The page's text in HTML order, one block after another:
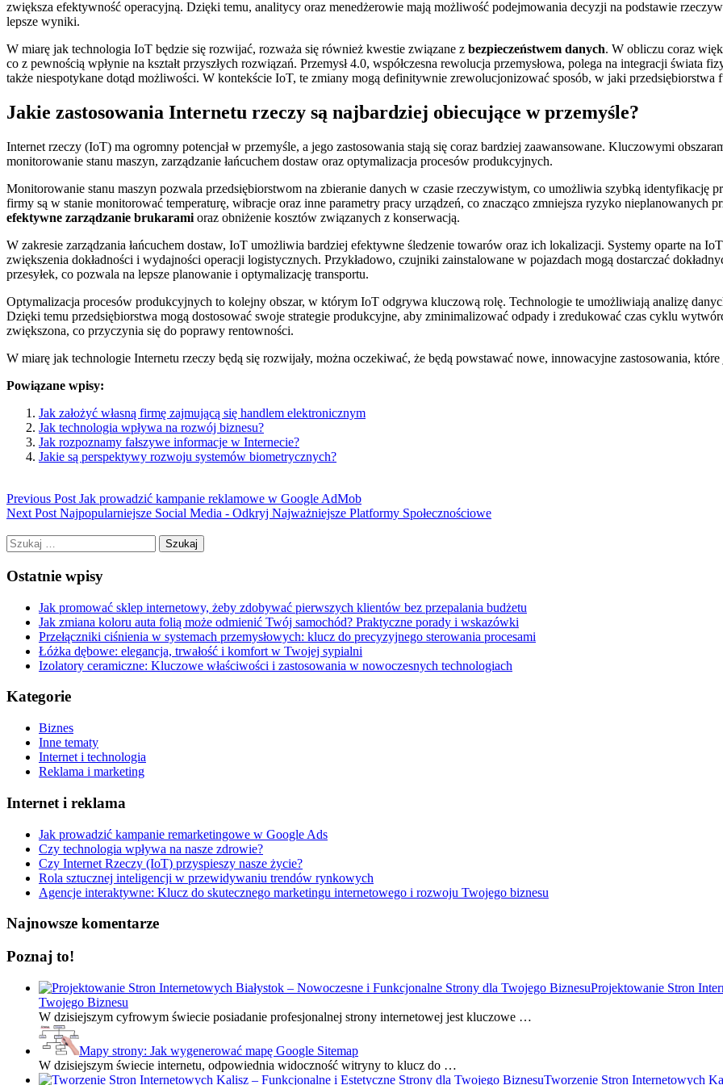
zwiększa efektywność operacyjną. Dzięki temu, analitycy oraz menedżerowie mają możliwość podejmowania decyzji na podstawie
lepsze wyniki.
W miarę jak technologia IoT będzie się rozwijać, rozważa się również kwestie związane z bezpieczeństwem danych. W obliczu coraz
co z pewnością wpłynie na kształt przyszłych rozwiązań. Przemysł 4.0, współczesna rewolucja przemysłowa, polega na integracji
także niespotykane dotąd możliwości. W kontekście IoT, te zmiany mogą definitywnie zrewolucjonizować sposób, w jaki przedsiębiorstwa
Jakie zastosowania Internetu rzeczy są najbardziej obiecujące w przemyśle?
Internet rzeczy (IoT) ma ogromny potencjał w przemyśle, a jego zastosowania stają się coraz bardziej zaawansowane. Kluczowymi
monitorowanie stanu maszyn, zarządzanie łańcuchem dostaw oraz optymalizacja procesów produkcyjnych.
Monitorowanie stanu maszyn pozwala przedsiębiorstwom na zbieranie danych w czasie rzeczywistym, co umożliwia szybką
firmy są w stanie monitorować temperaturę, wibracje oraz inne parametry pracy urządzeń, co znacząco zmniejsza ryzyko nieplanowanych
efektywne zarządzanie brukarami oraz obniżenie kosztów związanych z konserwacją.
W zakresie zarządzania łańcuchem dostaw, IoT umożliwia bardziej efektywne śledzenie towarów oraz ich lokalizacji. Systemy oparte na
zwiększenia dokładności i wydajności operacji logistycznych. Przykładowo, czujniki zainstalowane w pojazdach mogą dostarczać
przesyłek, co pozwala na lepsze planowanie i optymalizację transportu.
Optymalizacja procesów produkcyjnych to kolejny obszar, w którym IoT odgrywa kluczową rolę. Technologie te umożliwiają analizę
Dzięki temu przedsiębiorstwa mogą dostosować swoje strategie produkcyjne, aby zminimalizować odpady i zredukować czas cyklu
zwiększona, co przyczynia się do poprawy rentowności.
W miarę jak technologie Internetu rzeczy będą się rozwijały, można oczekiwać, że będą powstawać nowe, innowacyjne zastosowania,
Powiązane wpisy:
Jak założyć własną firmę zajmującą się handlem elektronicznym
Jak technologia wpływa na rozwój biznesu?
Jak rozpoznamy fałszywe informacje w Internecie?
Jakie są perspektywy rozwoju systemów biometrycznych?
Previous Post Jak prowadzić kampanie reklamowe w Google AdMob
Next Post Najpopularniejsze Social Media - Odkryj Najważniejsze Platformy Społecznościowe
Szukaj:
Ostatnie wpisy
Jak promować sklep internetowy, żeby zdobywać pierwszych klientów bez przepalania budżetu
Jak zmiana koloru auta folią może odmienić Twój samochód? Praktyczne porady i wskazówki
Przełączniki ciśnienia w systemach przemysłowych: klucz do precyzyjnego sterowania procesami
Łóżka dębowe: elegancja, trwałość i komfort w Twojej sypialni
Izolatory ceramiczne: Kluczowe właściwości i zastosowania w nowoczesnych technologiach
Kategorie
Biznes
Inne tematy
Internet i technologia
Reklama i marketing
Internet i reklama
Jak prowadzić kampanie remarketingowe w Google Ads
Czy technologia wpływa na nasze zdrowie?
Czy Internet Rzeczy (IoT) przyspieszy nasze życie?
Rola sztucznej inteligencji w przewidywaniu trendów rynkowych
Agencje interaktywne: Klucz do skutecznego marketingu internetowego i rozwoju Twojego biznesu
Najnowsze komentarze
Poznaj to!
Projektowanie Stron
Twojego Biznesu
W dzisiejszym cyfrowym świecie posiadanie profesjonalnej strony internetowej jest kluczowe …
Mapy strony: Jak wygenerować mapę Google Sitemap
W dzisiejszym świecie internetu, odpowiednia widoczność witryny to klucz do …
Tworzenie Stron Internetowych